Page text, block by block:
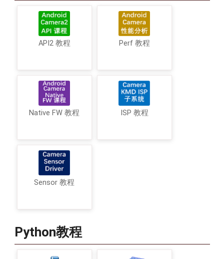
API2 教程 Perf 教程
Native FW 教程 ISP 教程
Sensor 教程
Python教程